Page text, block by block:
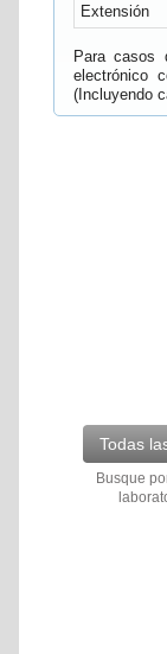
Extensión
Para casos
electrónico
(Incluyendo
Todas
Busque